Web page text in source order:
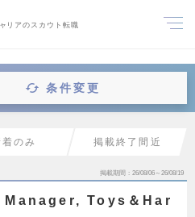
リアのスカウト転職
条件変更
着のみ 掲載終了間近
掲載期間 26/08/06～26/08/19
Toys＆Har